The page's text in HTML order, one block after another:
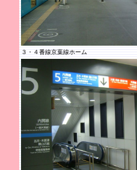
３・４番線京葉線ホーム